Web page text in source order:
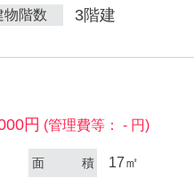
物階数 3階建
円 (管理費等： - 円)
面 積 17㎡